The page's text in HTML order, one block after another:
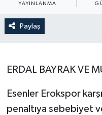
YAYINLANMA
Paylaş
ERDAL BAYRAK VE
Esenler Erokspor
penaltıya sebebiyet